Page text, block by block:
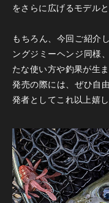
をさらに広げるモデル
もちろん、今回ご紹介
ングジミーヘンジ同様
たな使い方や釣果が生
発売の際には、ぜひ自
発者としてこれ以上嬉